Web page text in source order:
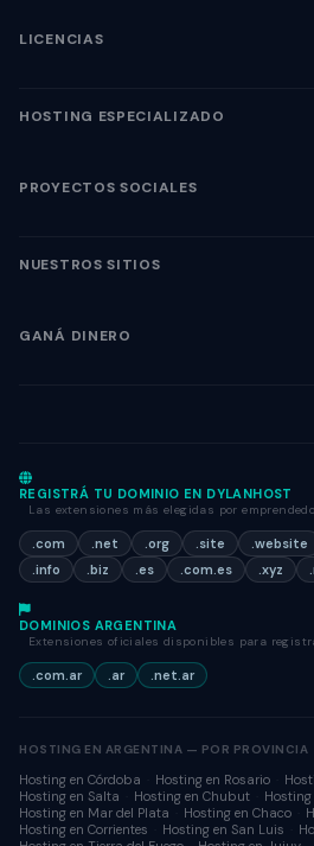
LICENCIAS
HOSTING ESPECIALIZADO
PROYECTOS SOCIALES
NUESTROS SITIOS
GANÁ DINERO
REGISTRÁ TU DOMINIO EN DYLANHOST
Las extensiones más elegidas por
.com .net .org .site .website
.info
.biz .es .com.es .xyz
DOMINIOS ARGENTINA
Extensiones oficiales disponibles para
.com.ar .ar .net.ar
HOSTING EN ARGENTINA — POR PROVINCIA
Hosting en Córdoba Hosting en Rosario
Hosting en Salta
Hosting en Chubut
Hosting en Mar del Plata
Hosting en Chaco
Hosting en Corrientes
Hosting en San Luis